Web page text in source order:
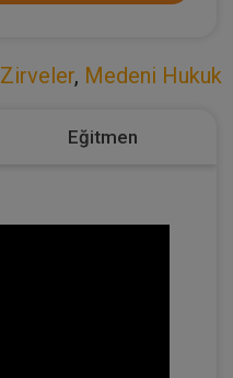
Zirveler, Medeni Hukuk
Eğitmen